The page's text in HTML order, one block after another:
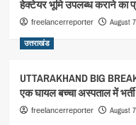
हेक्टेयर भूमि उपलब्ध कराने का
freelancerreporter August
उत्तराखंड
UTTARAKHAND BIG
एक घायल बच्चा अस्पताल में भर्ती
freelancerreporter August